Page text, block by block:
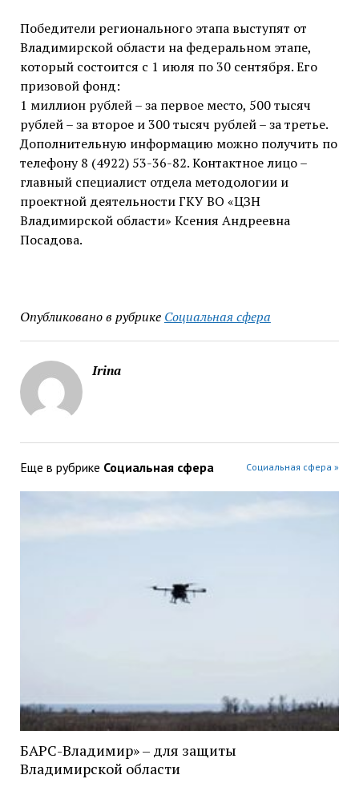
Победители регионального этапа выступят от
Владимирской области на федеральном этапе,
который состоится с 1 июля по 30 сентября. Его
призовой фонд:
1 миллион рублей – за первое место, 500 тысяч
рублей – за второе и 300 тысяч рублей – за третье.
Дополнительную информацию можно получить по
телефону 8 (4922) 53-36-82. Контактное лицо –
главный специалист отдела методологии и
проектной деятельности ГКУ ВО «ЦЗН
Владимирской области» Ксения Андреевна
Посадова.
Опубликовано в рубрике Социальная сфера
Irina
Еще в рубрике Социальная сфера Социальная сфера »
БАРС-Владимир» – для защиты
Владимирской области